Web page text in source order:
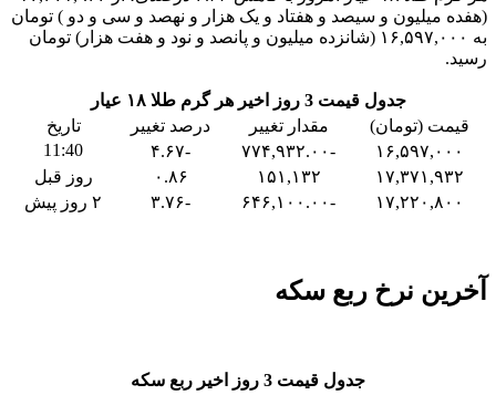
(هفده میلیون و سیصد و هفتاد و یک هزار و نهصد و سی و دو ) تومان
به ۱۶,۵۹۷,۰۰۰ (شانزده میلیون و پانصد و نود و هفت هزار) تومان
رسید.
جدول قیمت 3 روز اخیر هر گرم طلا ۱۸ عیار
قیمت (تومان)
مقدار تغییر درصد تغییر
تاریخ
۱۶,۵۹۷,۰۰۰
-۷۷۴,۹۳۲.۰۰ -۴.۶۷
11:40
۱۷,۳۷۱,۹۳۲
۱۵۱,۱۳۲ ۰.۸۶
روز قبل
۱۷,۲۲۰,۸۰۰
-۶۴۶,۱۰۰.۰۰ -۳.۷۶ ۲ روز پیش
آخرین نرخ ربع سکه
جدول قیمت 3 روز اخیر ربع سکه